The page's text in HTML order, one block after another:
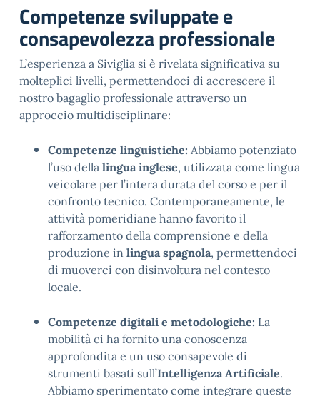
Competenze sviluppate e
consapevolezza professionale
L’esperienza a Siviglia si è rivelata significativa su
molteplici livelli, permettendoci di accrescere il
nostro bagaglio professionale attraverso un
approccio multidisciplinare:
Competenze linguistiche: Abbiamo potenziato
l’uso della lingua inglese, utilizzata come lingua
veicolare per l’intera durata del corso e per il
confronto tecnico. Contemporaneamente, le
attività pomeridiane hanno favorito il
rafforzamento della comprensione e della
produzione in lingua spagnola, permettendoci
di muoverci con disinvoltura nel contesto
locale.
Competenze digitali e metodologiche: La
mobilità ci ha fornito una conoscenza
approfondita e un uso consapevole di
strumenti basati sull’Intelligenza Artificiale.
Abbiamo sperimentato come integrare queste